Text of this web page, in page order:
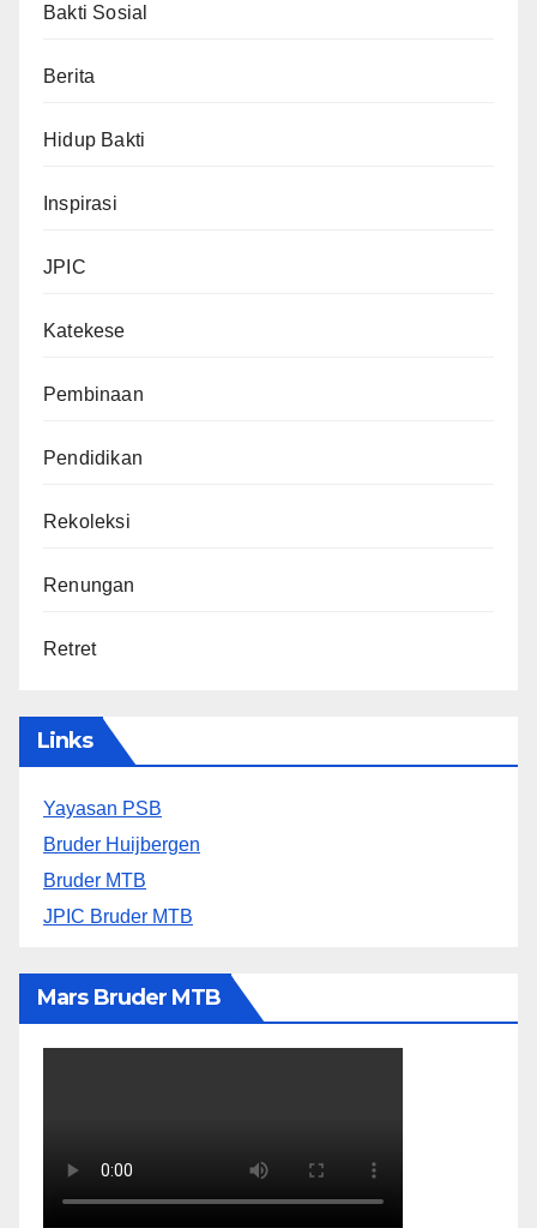
Bakti Sosial
Berita
Hidup Bakti
Inspirasi
JPIC
Katekese
Pembinaan
Pendidikan
Rekoleksi
Renungan
Retret
Links
Yayasan PSB
Bruder Huijbergen
Bruder MTB
JPIC Bruder MTB
Mars Bruder MTB